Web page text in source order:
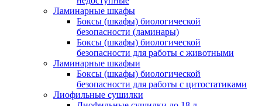
Ламинарные шкафы
Боксы (шкафы) биологической
безопасности (ламинары)
Боксы (шкафы) биологической
безопасности для работы с животными
Ламинарные шкафыи
Боксы (шкафы) биологической
безопасности для работы с цитостатиками
Лиофильные сушилки